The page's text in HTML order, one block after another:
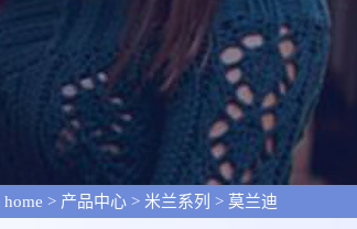
home > 产品中心 > 米兰系列 > 莫兰迪